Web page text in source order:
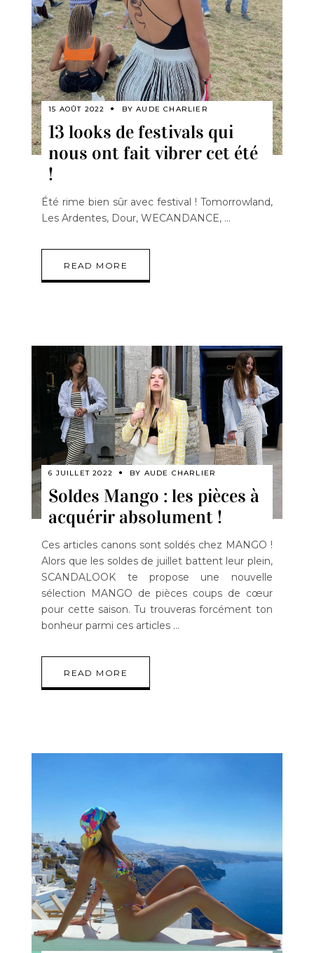
15 AOÛT 2022 BYAUDE CHARLIER
13 looks de festivals qui
nous ont fait vibrer cet été
!
Été rime bien sûr avec festival ! Tomorrowland,
Les Ardentes, Dour, WECANDANCE,
READ MORE
6 JUILLET 2022 BY AUDE CHARLIER
Soldes Mango : les pièces à
acquérir absolument !
Ces articles canons sont soldés chez MANGO !
Alors que les soldes de juillet battent leur plein,
SCANDALOOK te propose une nouvelle
sélection MANGO de pièces coups de cœur
pour cette saison. Tu trouveras forcément ton
bonheur parmi ces articles
READ MORE